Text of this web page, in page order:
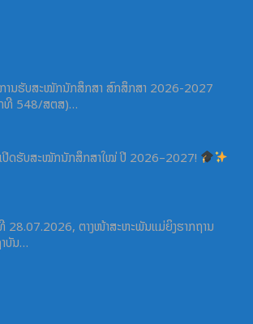
ານຮັບສະໝັກນັກສຶກສາ ສົກສຶກສາ 2026-2027
ທີ 548/ສຕສ)…
ເປີດຮັບສະໝັກນັກສຶກສາໃໝ່ ປີ 2026–2027!
28.07.2026, ຕາງໜ້າສະຫະພັນແມ່ຍິງຮາກຖານ
ບັນ…